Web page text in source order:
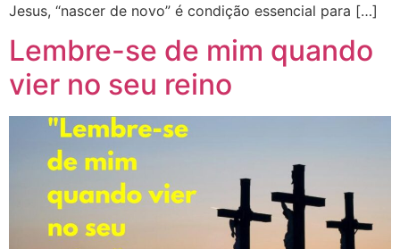
Jesus, “nascer de novo” é condição essencial para […]
Lembre-se de mim quando
vier no seu reino